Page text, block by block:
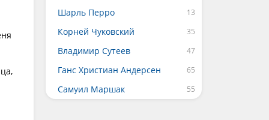
Шарль Перро
Корней Чуковский
Владимир Сутеев
Ганс Христиан Андерсен
Самуил Маршак